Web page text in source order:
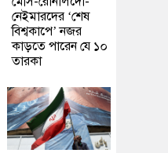
নেইমারদের ‘শেষ
বিশ্বকাপে’ নজর
কাড়তে পারেন যে ১০
তারকা